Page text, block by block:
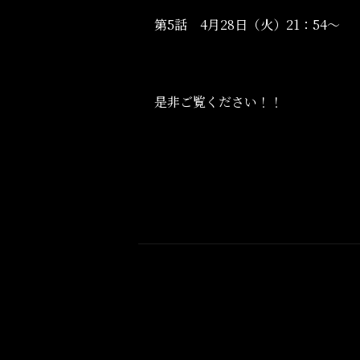
第5話 4月28日（火）21：54～
是非ご覧ください！！